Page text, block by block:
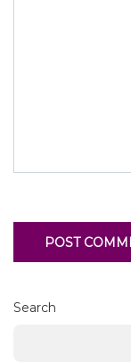
Search